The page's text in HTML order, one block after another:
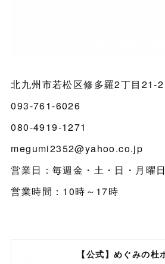
北九州市若松区修多羅2丁目21-2
093-761-6026
080-4919-1271
megumi2352@yahoo.co.jp
営業日：毎週金・土・日・月曜日
営業時間：10時～17時